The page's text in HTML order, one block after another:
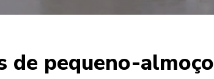
de pequeno-almoço